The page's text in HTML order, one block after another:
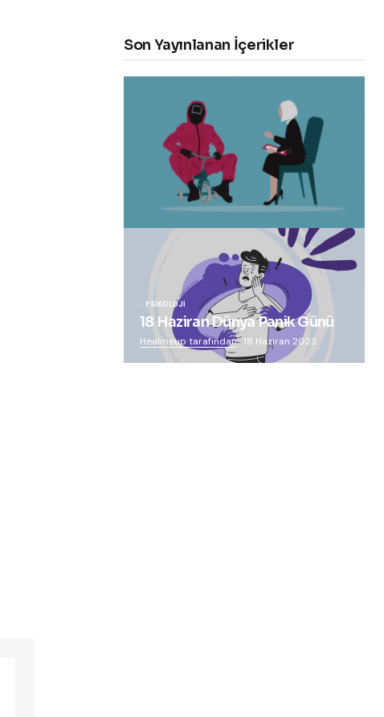
Son Yayınlanan İçerikler
“Squid Game” Bize Ne Anlatmak
İstiyor?
PSIKOLOJI
18 Haziran Dünya Panik Günü
Healmeup tarafından 18 Haziran 2023